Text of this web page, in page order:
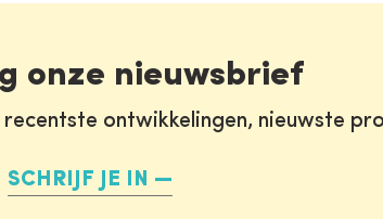
onze nieuwsbrief
ontwikkelingen, nieuwste
SCHRIJF JE IN